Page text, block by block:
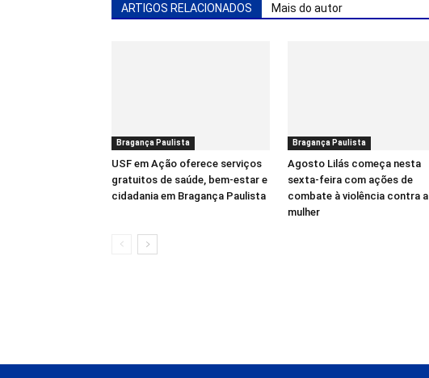
ARTIGOS RELACIONADOS Mais do autor
Bragança Paulista
USF em Ação oferece serviços
gratuitos de saúde, bem-estar e
cidadania em Bragança Paulista
Bragança Paulista
Agosto Lilás começa nesta
sexta-feira com ações de
combate à violência contra a
mulher